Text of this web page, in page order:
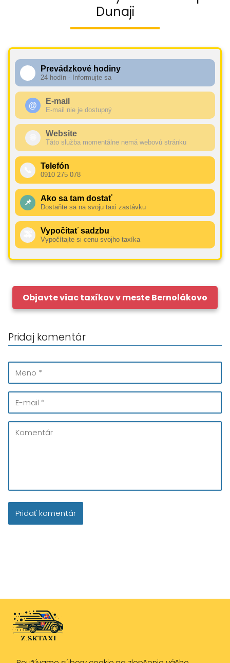
Dunaji
Prevádzkové hodiny
24 hodín - Informujte sa
@ E-mail
E-mail nie je dostupný
Website
Táto služba momentálne nemá webovú stránku
Telefón
0910 275 078
📌 Ako sa tam dostať
Dostaňte sa na svoju taxi zastávku
Vypočítať sadzbu
Vypočítajte si cenu svojho taxíka
Objavte viac taxíkov v meste Bernolákovo
Pridaj komentár